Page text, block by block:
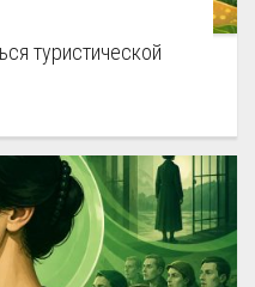
туристической